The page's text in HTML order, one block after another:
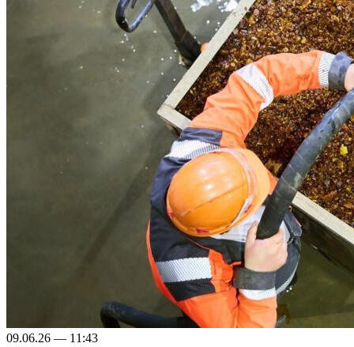
09.06.26 — 11:43